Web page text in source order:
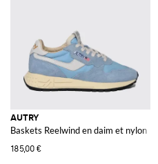
AUTRY
Baskets Reelwind en daim et nylon
185,00 €